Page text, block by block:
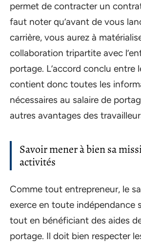
permet de contracter un
faut noter qu’avant de vous
carrière, vous aurez à
collaboration tripartite avec
portage. L’accord conclu entre
contient donc toutes les
nécessaires au salaire de
autres avantages des
Savoir mener à bien sa
activités
Comme tout entrepreneur, le
exerce en toute indépendance
tout en bénéficiant des aides
portage. Il doit bien respecter